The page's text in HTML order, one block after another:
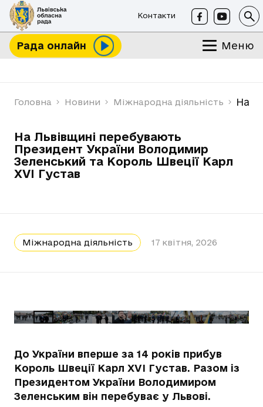
Контакти
Рада онлайн Меню
Головна Новини Міжнародна діяльність На
На Львівщині перебувають
Президент України Володимир
Зеленський та Король Швеції Карл
XVI Густав
Міжнародна діяльність 17 квітня, 2026
До України вперше за 14 років прибув
Король Швеції Карл XVI Густав. Разом із
Президентом України Володимиром
Зеленським він перебуває у Львові.